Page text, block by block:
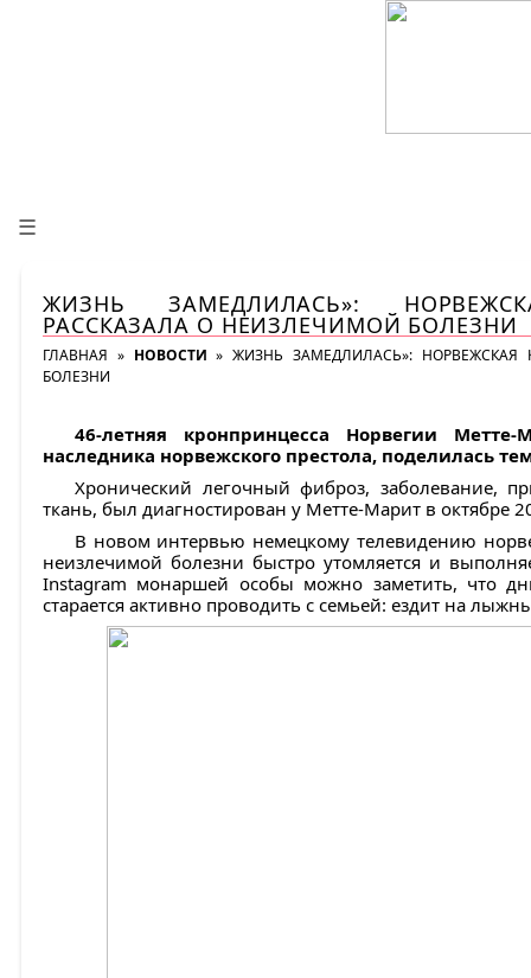
☰
ЖИЗНЬ ЗАМЕДЛИЛАСЬ»:
РАССКАЗАЛА О НЕИЗЛЕЧИМОЙ БОЛЕЗНИ
ГЛАВНАЯ » НОВОСТИ »ЖИЗНЬ ЗАМЕДЛИЛАСЬ»: НОРВЕЖСКАЯ
БОЛЕЗНИ
46-летняя кронпринцесса Норвегии
наследника норвежского престола, поделилась
Хронический легочный фиброз, заболевание,
ткань, был диагностирован у Метте-Марит в октябре
В новом интервью немецкому телевидению
неизлечимой болезни быстро утомляется и
Instagram монаршей особы можно заметить, что
старается активно проводить с семьей: ездит на